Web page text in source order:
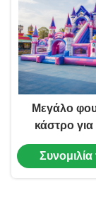
Μεγάλο
κάστρο
παρκ και
ζώνες